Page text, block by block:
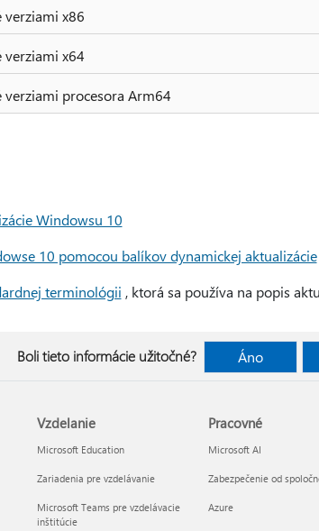
verziami x86
verziami x64
procesora Arm64
Windowsu 10
10 pomocou balíkov dynamickej aktualizácie
terminológii , ktorá sa používa na popis
Boli tieto informácie užitočné? Áno
Vzdelanie
Microsoft Education
Zariadenia pre vzdelávanie
Microsoft Teams pre vzdelávacie
inštitúcie
Pracovné
Microsoft AI
Zabezpečenie od
Azure